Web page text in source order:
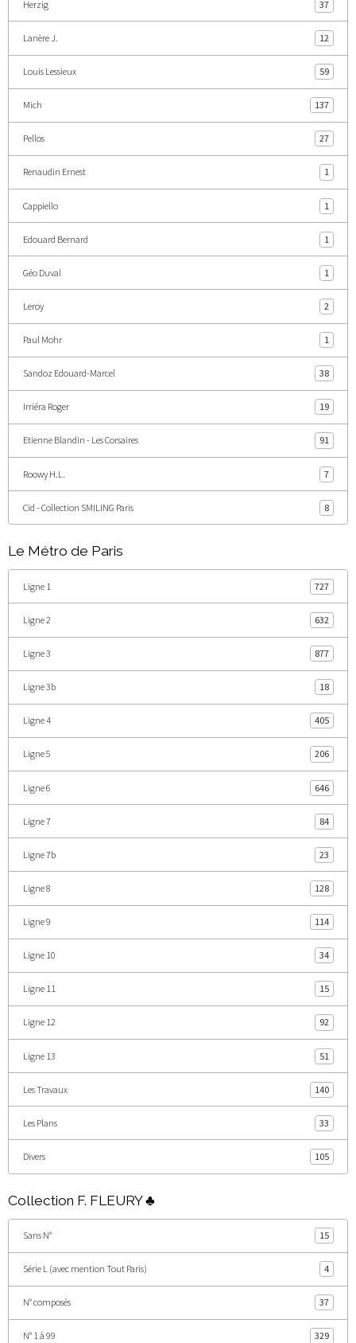
Herzig 37
Lanère J. 12
Louis Lessieux 59
Mich 137
Pellos 27
Renaudin Ernest 1
Cappiello 1
Edouard Bernard 1
Géo Duval 1
Leroy 2
Paul Mohr 1
Sandoz Edouard-Marcel 38
Irriéra Roger 19
Etienne Blandin - Les Corsaires 91
Roowy H.L. 7
Cid - Collection SMILING Paris 8
Le Métro de Paris
Ligne 1 727
Ligne 2 632
Ligne 3 877
Ligne 3b 18
Ligne 4 405
Ligne 5 206
Ligne 6 646
Ligne 7 84
Ligne 7b 23
Ligne 8 128
Ligne 9 114
Ligne 10 34
Ligne 11 15
Ligne 12 92
Ligne 13 51
Les Travaux 140
Les Plans 33
Divers 105
Collection F. FLEURY ♣
Sans N° 15
Série L (avec mention Tout Paris) 4
N° composés 37
N° 1 à 99 329